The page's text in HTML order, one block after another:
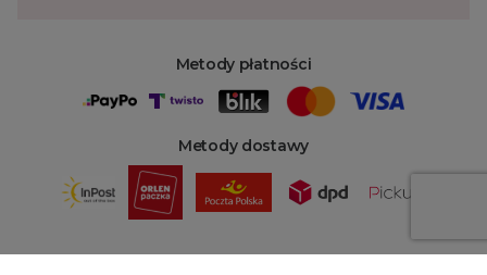
Metody płatności
Metody dostawy